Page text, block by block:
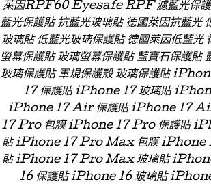
萊因RPF60 Eyesafe RPF 濾藍光保護
藍光保護貼 抗藍光玻璃貼 德國萊因抗藍光
玻璃貼 低藍光玻璃保護貼 德國萊因低藍光
螢幕保護貼 玻璃螢幕保護貼 藍寶石保護貼
玻璃保護貼 軍規保護殼 玻璃保護貼
17 保護貼 iPhone 17 玻璃貼
iPhone 17 Air 保護貼 iPhone 17
17 Pro 包膜 iPhone 17 Pro 保護貼
貼 iPhone 17 Pro Max 包膜 iPhone
貼 iPhone 17 Pro Max 玻璃貼
16 保護貼 iPhone 16 玻璃貼